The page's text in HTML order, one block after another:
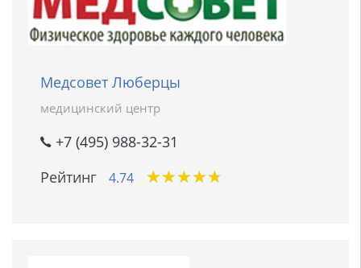
Медсовет Люберцы
медицинский центр
+7 (495) 988-32-31
Рейтинг
4.74 ★★★★★
★★★★★